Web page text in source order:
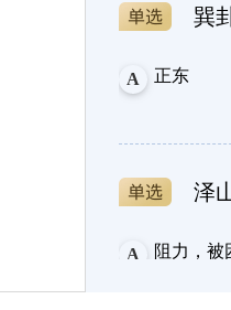
巽
A 正东
泽
A 阻力，被